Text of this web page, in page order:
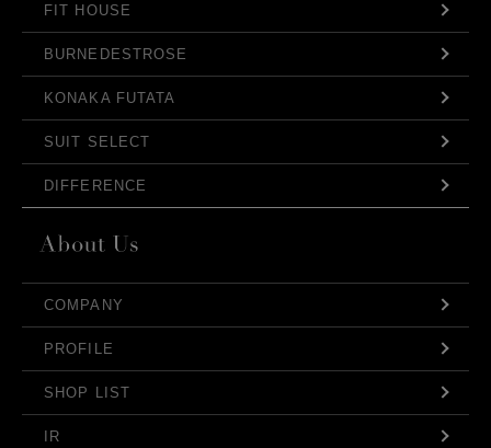
FIT HOUSE
BURNEDESTROSE
KONAKA FUTATA
SUIT SELECT
DIFFERENCE
COMPANY
PROFILE
SHOP LIST
IR